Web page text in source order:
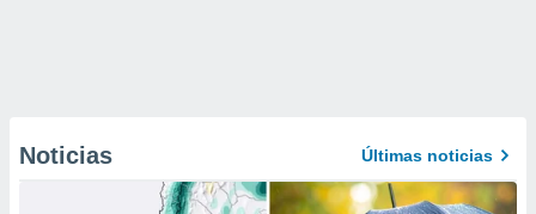
Noticias Últimas noticias